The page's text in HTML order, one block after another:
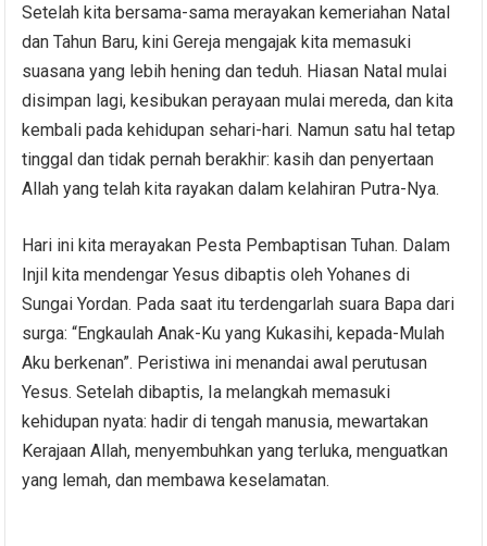
Setelah kita bersama-sama merayakan kemeriahan Natal
dan Tahun Baru, kini Gereja mengajak kita memasuki
suasana yang lebih hening dan teduh. Hiasan Natal mulai
disimpan lagi, kesibukan perayaan mulai mereda, dan kita
kembali pada kehidupan sehari-hari. Namun satu hal tetap
tinggal dan tidak pernah berakhir: kasih dan penyertaan
Allah yang telah kita rayakan dalam kelahiran Putra-Nya.
Hari ini kita merayakan Pesta Pembaptisan Tuhan. Dalam
Injil kita mendengar Yesus dibaptis oleh Yohanes di
Sungai Yordan. Pada saat itu terdengarlah suara Bapa dari
surga: “Engkaulah Anak-Ku yang Kukasihi, kepada-Mulah
Aku berkenan”. Peristiwa ini menandai awal perutusan
Yesus. Setelah dibaptis, Ia melangkah memasuki
kehidupan nyata: hadir di tengah manusia, mewartakan
Kerajaan Allah, menyembuhkan yang terluka, menguatkan
yang lemah, dan membawa keselamatan.